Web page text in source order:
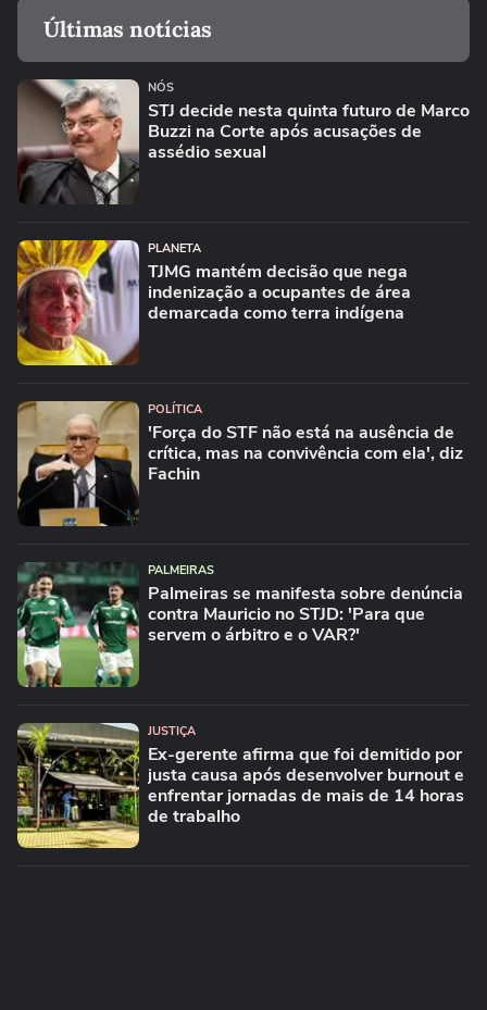
Últimas notícias
NÓS
STJ decide nesta quinta futuro de Marco
Buzzi na Corte após acusações de
assédio sexual
PLANETA
TJMG mantém decisão que nega
indenização a ocupantes de área
demarcada como terra indígena
POLÍTICA
'Força do STF não está na ausência de
crítica, mas na convivência com ela', diz
Fachin
PALMEIRAS
Palmeiras se manifesta sobre denúncia
contra Mauricio no STJD: 'Para que
servem o árbitro e o VAR?'
JUSTIÇA
Ex-gerente afirma que foi demitido por
justa causa após desenvolver burnout e
enfrentar jornadas de mais de 14 horas
de trabalho